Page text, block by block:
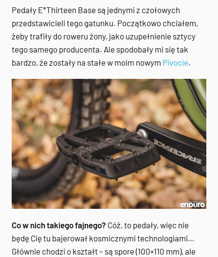
Pedały E*Thirteen Base są jednymi z czołowych
przedstawicieli tego gatunku. Początkowo chciałem,
żeby trafiły do roweru żony, jako uzupełnienie sztycy
tego samego producenta. Ale spodobały mi się tak
bardzo, że zostały na stałe w moim nowym Pivocie.
Co w nich takiego fajnego? Cóż, to pedały, więc nie
będę Cię tu bajerował kosmicznymi technologiami…
Głównie chodzi o kształt – są spore (100×110 mm), ale